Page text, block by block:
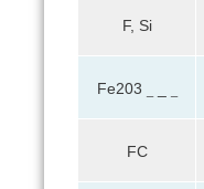
F, Si
Fe203
FC